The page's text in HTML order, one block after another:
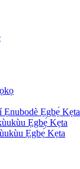
Ẹgbẹ́ Kẹta
Ẹgbẹ́ Kẹta
Ẹgbẹ́ Kẹta